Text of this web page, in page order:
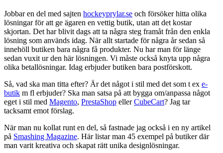
Jobbar en del med sajten hockeyprylar.se och försöker hitta olika
lösningar för att ge ägaren en vettig butik, utan att det kostar
skjortan. Det har blivit dags att ta några steg framåt från den enkla
lösning som används idag. När allt startade för några år sedan så
innehöll butiken bara några få produkter. Nu har man för länge
sedan vuxit ur den här lösningen. Vi måste också knyta upp några
olika betallösningar. Idag erbjuder butiken bara postförskott.
Så, vad ska man titta efter? Är det något i stil med det som t ex e-
butik m fl erbjuder? Ska man satsa på att bygga om/anpassa något
eget i stil med Magento, PrestaShop ellerCubeCart? Jag tar
tacksamt emot förslag.
När man nu kollat runt en del, så fastnade jag också i en ny artikel
på Smashing Magazine. Här listar man 45 exempel på butiker där
man varit kreativa och skapat rätt unika designlösningar.